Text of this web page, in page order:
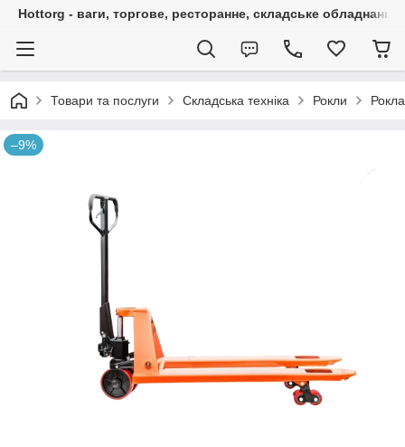
Hottorg - ваги, торгове, ресторанне, складське обладнання
Товари та послуги Складська техніка Рокли
–9%